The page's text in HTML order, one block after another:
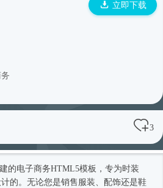
立即下载
3
的电子商务HTML5模板 ，专为时装
的。无论您是销售服装、配饰还是鞋